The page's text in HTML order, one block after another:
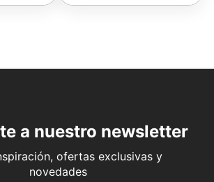
a nuestro newsletter
ofertas exclusivas y
novedades